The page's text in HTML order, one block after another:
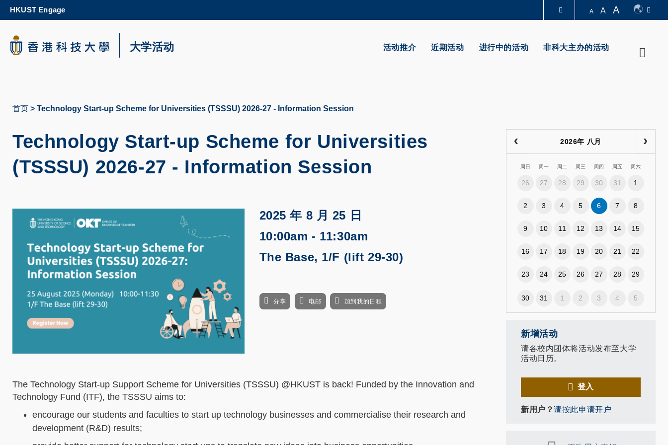
content
更多科大概览
科大新闻 生活@科大 图书馆
HKUST Engage A A A
活动推介 近期活动 进行中的活动 非科大主办的活动
大学活动
包
首页 Technology Start-up Scheme for Universities (TSSSU) 2026-27 - Information Session
Technology Start-up Scheme for Universities
(TSSSU) 2026-27 - Information Session
2025 年 8 月 25 日
10:00am - 11:30am
The Base, 1/F (lift 29-30)
分享 电邮 加到我的日程
The Technology Start-up Support Scheme for Universities (TSSSU) @HKUST is back! Funded by the Innovation and
Technology Fund (ITF), the TSSSU aims to:
encourage our students and faculties to start up technology businesses and commercialise their research and
development (R&D) results;
2026年 八月
周日 周一 周二 周三 周四 周五 周六
26 27 28 29 30 31 1
2 3 4 5 6 7 8
9 10 11 12 13 14 15
16 17 18 19 20 21 22
23 24 25 26 27 28 29
30 31 1 2 3 4 5
新增活动
请各校内团体将活动发布至大学
活动日历。
登入
新用户？请按此申请开户